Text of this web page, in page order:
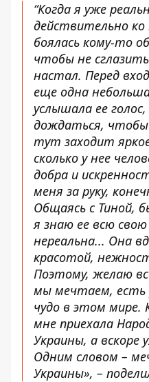
“Когда я уже
действительно
боялась кому-то
чтобы не
настал. Перед
еще одна
услышала ее
дождаться,
тут заходит
сколько у нее
добра и
меня за руку,
Общаясь с Тиной,
я знаю ее всю
нереальна... Она
красотой,
Поэтому, желаю
мы мечтаем, есть
чудо в этом мире.
мне приехала
Украины, а вскоре
Одним словом –
Украины», –